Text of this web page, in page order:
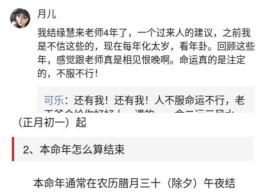
从当年农历正月初一（春节）开始，到该年腊月的
最后一天（除夕）结束。当除夕夜的钟声敲响，进
入新年正月初一零点时，本命年正式结束。民间普
遍采用农历年计算法，认为本命年与生肖年同步，
若属相与当年生肖相同，则整年为本命年。例如
2025乙巳蛇年，属蛇人的本命年从2025年1月29日
（正月初一）起
2、本命年怎么算结束
本命年通常在农历腊月三十（除夕）午夜结
月儿
我结缘慧来老师4年了，一个过来人的建议，之前我
是不信这些的，现在每年化太岁，看年卦。回顾这些
年，感觉跟老师真是相见恨晚啊。命运真的是注定
的，不服不行！
可乐：还有我！还有我！人不服命运不行，老
天爷会给你好好上一课的。一命二运三风水，
哪样不服都不行！
平安是福 ：我也是每年找老师化太岁，看年
卦，认识老师3年了，都是缘分啊！
17分钟前 来自湖北 19